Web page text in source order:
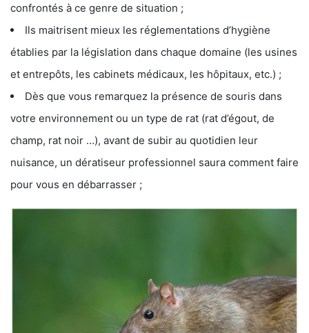
confrontés à ce genre de situation ;
Ils maitrisent mieux les réglementations d’hygiène
établies par la législation dans chaque domaine (les usines
et entrepôts, les cabinets médicaux, les hôpitaux, etc.) ;
Dès que vous remarquez la présence de souris dans
votre environnement ou un type de rat (rat d’égout, de
champ, rat noir …), avant de subir au quotidien leur
nuisance, un dératiseur professionnel saura comment faire
pour vous en débarrasser ;